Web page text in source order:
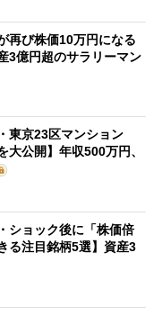
再び株価10万円になる
3億円超のサラリーマン
東京23区マンション
大公開】年収500万円、
ショック後に「株価倍
る注目銘柄5選】資産3